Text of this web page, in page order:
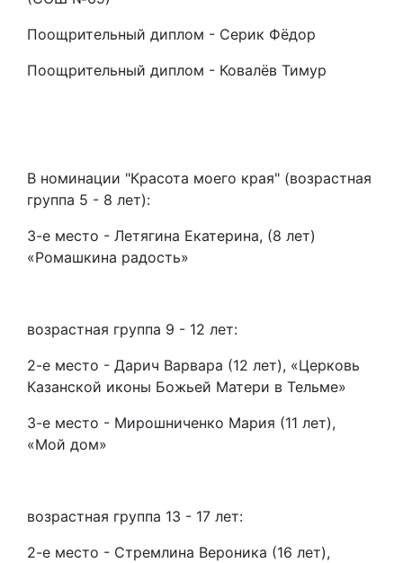
Поощрительный диплом - Серик Фёдор
Поощрительный диплом - Ковалёв Тимур
В номинации "Красота моего края" (возрастная
группа 5 - 8 лет):
3-е место - Летягина Екатерина, (8 лет)
«Ромашкина радость»
возрастная группа 9 - 12 лет:
2-е место - Дарич Варвара (12 лет), «Церковь
Казанской иконы Божьей Матери в Тельме»
3-е место - Мирошниченко Мария (11 лет),
«Мой дом»
возрастная группа 13 - 17 лет:
2-е место - Стремлина Вероника (16 лет),